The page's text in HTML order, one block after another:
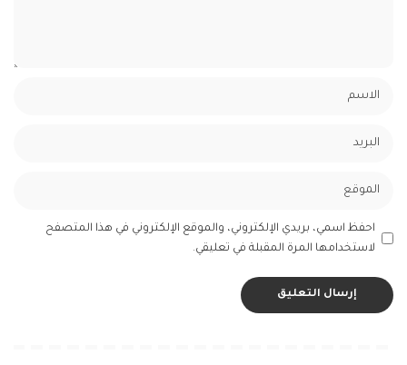
احفظ اسمي، بريدي الإلكتروني، والموقع الإلكتروني في هذا المتصفح
لاستخدامها المرة المقبلة في تعليقي.